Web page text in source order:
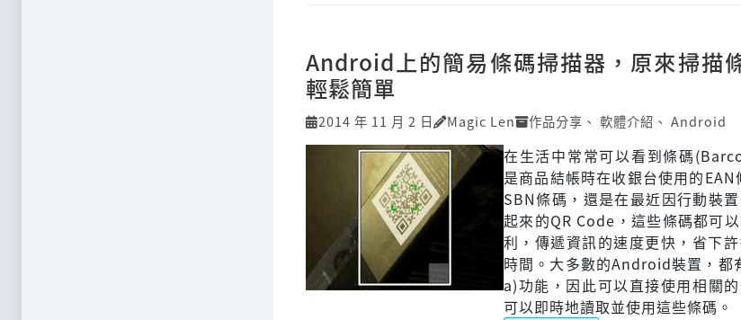
Android上的簡易條碼掃描器，原來掃描
輕鬆簡單
2014 年 11 月 2 日 Magic Len 作品分享 、 軟體介紹 、 Android
在生活中常常可以看到條碼
是商品結帳時在收銀台使用的
SBN條碼，還是在最近因行動裝
起來的QR Code，這些條碼都可
利，傳遞資訊的速度更快，省下
時間。大多數的Android裝置，都
a)功能，因此可以直接使用相關
可以即時地讀取並使用這些條碼。